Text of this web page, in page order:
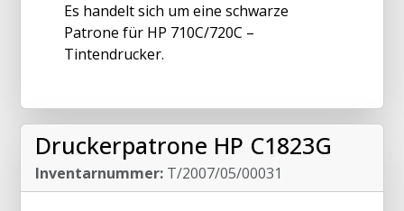
Es handelt sich um eine schwarze
Patrone für HP 710C/720C –
Tintendrucker.
Druckerpatrone HP C1823G
Inventarnummer: T/2007/05/00031